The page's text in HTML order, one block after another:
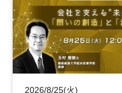
2026/8/25(火)